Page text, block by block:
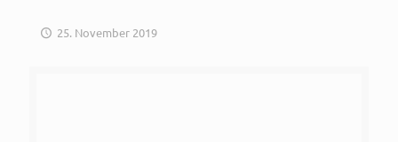
25. November 2019